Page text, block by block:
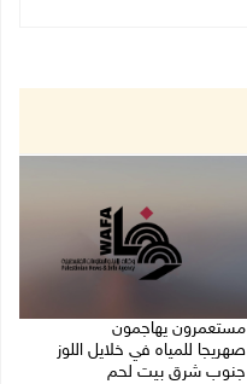
مستعمرون يهاجمون
صهريجا للمياه في خلايل اللوز
جنوب شرق بيت لحم